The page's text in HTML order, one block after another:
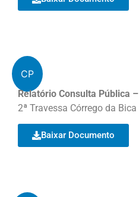
CP
Relatório Consulta Pública –
2ª Travessa Córrego da Bica
Baixar Documento